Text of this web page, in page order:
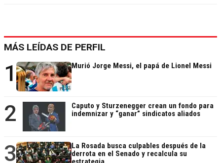
MÁS LEÍDAS DE PERFIL
1 Murió Jorge Messi, el papá de Lionel Messi
2
Caputo y Sturzenegger crean un fondo para
indemnizar y “ganar” sindicatos aliados
3
La Rosada busca culpables después de la
derrota en el Senado y recalcula su